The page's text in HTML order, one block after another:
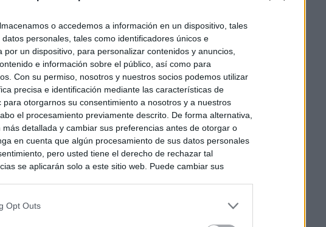
o accedemos a información en un dispositivo, tales
personales, tales como identificadores únicos e
por un dispositivo, para personalizar contenidos y anuncios,
e información sobre el público, así como para
Con su permiso, nosotros y nuestros socios podemos utilizar
precisa e identificación mediante las características de
para otorgarnos su consentimiento a nosotros y a nuestros
el procesamiento previamente descrito. De forma alternativa,
detallada y cambiar sus preferencias antes de otorgar o
en cuenta que algún procesamiento de sus datos personales
pero usted tiene el derecho de rechazar tal
se aplicarán solo a este sitio web. Puede cambiar sus
Opt Outs